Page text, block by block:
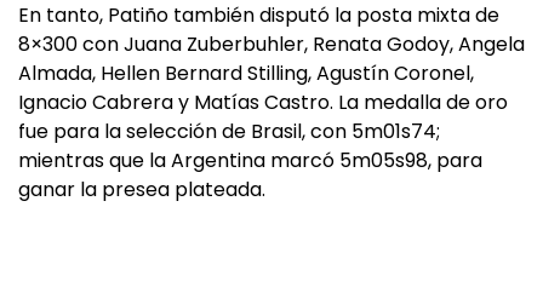
En tanto, Patiño también disputó la posta mixta de
8×300 con Juana Zuberbuhler, Renata Godoy, Angela
Almada, Hellen Bernard Stilling, Agustín Coronel,
Ignacio Cabrera y Matías Castro. La medalla de oro
fue para la selección de Brasil, con 5m01s74;
mientras que la Argentina marcó 5m05s98, para
ganar la presea plateada.